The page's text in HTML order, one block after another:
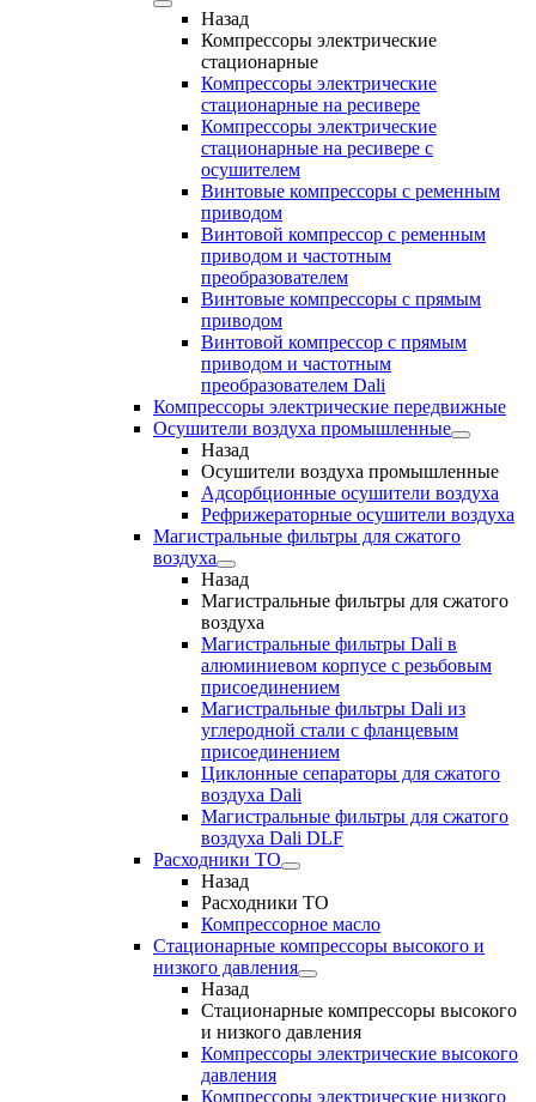
Назад
Компрессоры электрические
стационарные
Компрессоры электрические
стационарные на ресивере
Компрессоры электрические
стационарные на ресивере с
осушителем
Винтовые компрессоры с ременным
приводом
Винтовой компрессор с ременным
приводом и частотным
преобразователем
Винтовые компрессоры с прямым
приводом
Винтовой компрессор с прямым
приводом и частотным
преобразователем Dali
Компрессоры электрические передвижные
Осушители воздуха промышленные
Назад
Осушители воздуха промышленные
Адсорбционные осушители воздуха
Рефрижераторные осушители воздуха
Магистральные фильтры для сжатого
воздуха
Назад
Магистральные фильтры для сжатого
воздуха
Магистральные фильтры Dali в
алюминиевом корпусе с резьбовым
присоединением
Магистральные фильтры Dali из
углеродной стали с фланцевым
присоединением
Циклонные сепараторы для сжатого
воздуха Dali
Магистральные фильтры для сжатого
воздуха Dali DLF
Расходники ТО
Назад
Расходники ТО
Компрессорное масло
Стационарные компрессоры высокого и
низкого давления
Назад
Стационарные компрессоры высокого
и низкого давления
Компрессоры электрические высокого
давления
Компрессоры электрические низкого